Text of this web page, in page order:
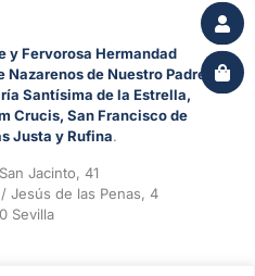
y Fervorosa Hermandad
de Nuestro Padre
Santísima de la Estrella,
Crucis, San Francisco de
Justa y Rufina.
Jacinto, 41
Jesús de las Penas, 4
Sevilla